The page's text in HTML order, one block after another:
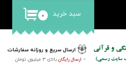
ارسال سریع و روزانه سفارشات
> ارسال رایگانبالای 3 میلیون تومان
۰ سبد خرید